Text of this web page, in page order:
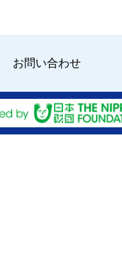
お問い合わせ